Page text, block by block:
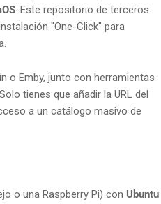
. Este repositorio de terceros
"One-Click" para
o Emby, junto con herramientas
tienes que añadir la URL del
a un catálogo masivo de
o una Raspberry Pi) con Ubuntu